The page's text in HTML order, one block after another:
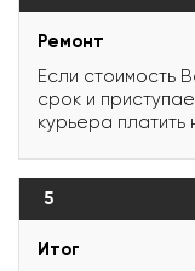
Ремонт
Если стоимость
срок и
курьера платить
5
Итог